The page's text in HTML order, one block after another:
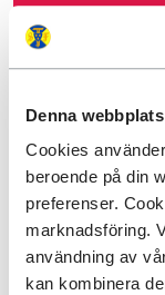
Denna
Cookies
beroende på din
preferenser.
marknadsföring.
användning av
kan kombinera